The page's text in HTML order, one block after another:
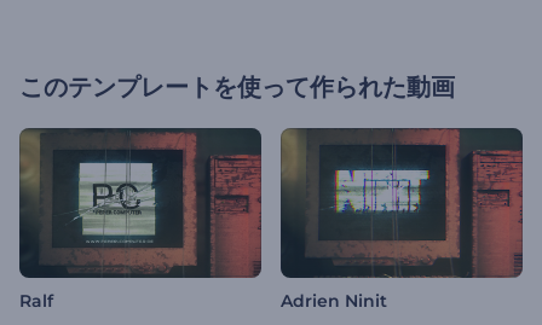
このテンプレートを使って作られた動画
Ralf Adrien Ninit